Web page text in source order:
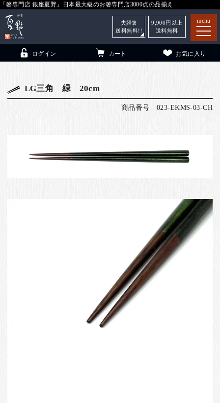
「箸専門店 銀座夏野」日本最大級のお箸専門店3000点の品揃え
menu
ログイン カート お気に入り
夫婦箸
送料無料!!
9,900 円以上
送料無料
LG三角 緑 20cm
商品番号 023-EKMS-03-CH